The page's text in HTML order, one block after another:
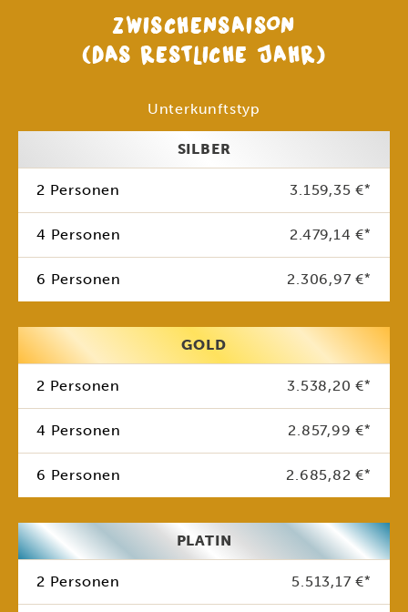
ZWISCHENSAISON
(DAS RESTLICHE JAHR)
Unterkunftstyp
SILBER
2 Personen 3.159,35 €*
4 Personen 2.479,14 €*
6 Personen 2.306,97 €*
GOLD
2 Personen 3.538,20 €*
4 Personen 2.857,99 €*
6 Personen 2.685,82 €*
PLATIN
2 Personen 5.513,17 €*